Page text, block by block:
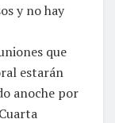
y no hay
que
estarán
anoche por